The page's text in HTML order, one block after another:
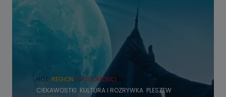
HOT REGION WIADOMOŚCI
CIEKAWOSTKI KULTURA I ROZRYWKA PLESZEW